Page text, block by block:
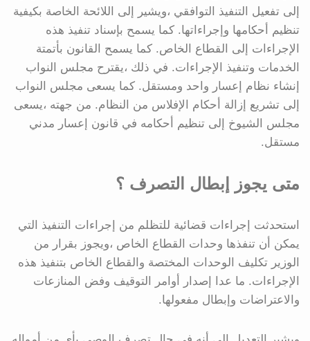
إلى تفعيل التنفيذ التوافقي ،ويشير إلى اللائحة الخاصة بكيفية
تنظيم أحكامها وإجراءاتها. كما يسمح بإسناد تنفيذ هذه
الإجراءات إلى القطاع الخاص. كما يسمح القانون بأتمتة
الخدمات وتنفيذ الإجراءات. في ذلك ،يقترح مجلس النواب
إنشاء نظام إعسار واحد ومستقل. كما يسعى مجلس النواب
إلى تشريع إزالة أحكام الإفلاس من النظام. من جهته ،يسعى
مجلس الشيوخ إلى تنظيم أحكامه في قانون إعسار مدني
مستقل.
متى يجوز إبطال التصرف ؟
استحدثت إجراءات قضائية للتظلم من إجراءات التنفيذ التي
يمكن أن تنفذها وحدات القطاع الخاص ،ويجوز بقرار من
الوزير تكليف الوحدات المختصة والقطاع الخاص بتنفيذ هذه
الإجراءات. ما عدا إصدار أوامر التوقيف وفض المنازعات
والاعتراضات وإبطال مفعولها.